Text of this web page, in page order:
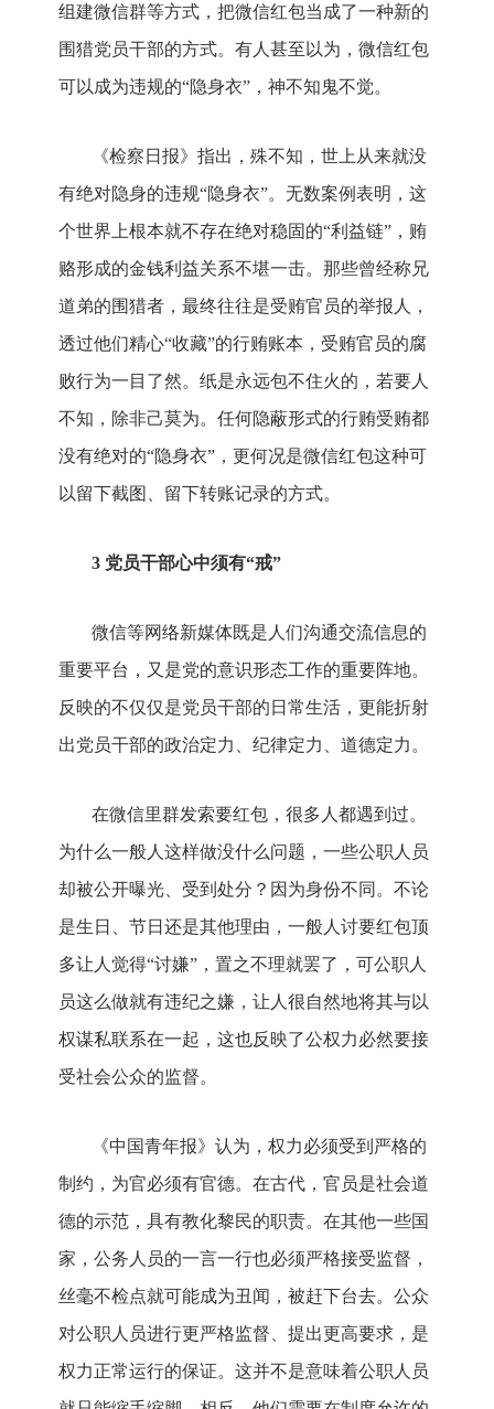
组建微信群等方式，把微信红包当成了一种新的
围猎党员干部的方式。有人甚至以为，微信红包
可以成为违规的“隐身衣”，神不知鬼不觉。
《检察日报》指出，殊不知，世上从来就没
有绝对隐身的违规“隐身衣”。无数案例表明，这
个世界上根本就不存在绝对稳固的“利益链”，贿
赂形成的金钱利益关系不堪一击。那些曾经称兄
道弟的围猎者，最终往往是受贿官员的举报人，
透过他们精心“收藏”的行贿账本，受贿官员的腐
败行为一目了然。纸是永远包不住火的，若要人
不知，除非己莫为。任何隐蔽形式的行贿受贿都
没有绝对的“隐身衣”，更何况是微信红包这种可
以留下截图、留下转账记录的方式。
3 党员干部心中须有“戒”
微信等网络新媒体既是人们沟通交流信息的
重要平台，又是党的意识形态工作的重要阵地。
反映的不仅仅是党员干部的日常生活，更能折射
出党员干部的政治定力、纪律定力、道德定力。
在微信里群发索要红包，很多人都遇到过。
为什么一般人这样做没什么问题，一些公职人员
却被公开曝光、受到处分？因为身份不同。不论
是生日、节日还是其他理由，一般人讨要红包顶
多让人觉得“讨嫌”，置之不理就罢了，可公职人
员这么做就有违纪之嫌，让人很自然地将其与以
权谋私联系在一起，这也反映了公权力必然要接
受社会公众的监督。
《中国青年报》认为，权力必须受到严格的
制约，为官必须有官德。在古代，官员是社会道
德的示范，具有教化黎民的职责。在其他一些国
家，公务人员的一言一行也必须严格接受监督，
丝毫不检点就可能成为丑闻，被赶下台去。公众
对公职人员进行更严格监督、提出更高要求，是
权力正常运行的保证。这并不是意味着公职人员